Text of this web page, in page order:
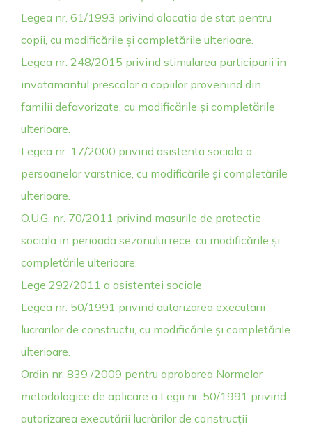
Legea nr. 61/1993 privind alocatia de stat pentru
copii, cu modificările și completările ulterioare.
Legea nr. 248/2015 privind stimularea participarii in
invatamantul prescolar a copiilor provenind din
familii defavorizate, cu modificările și completările
ulterioare.
Legea nr. 17/2000 privind asistenta sociala a
persoanelor varstnice, cu modificările și completările
ulterioare.
O.U.G. nr. 70/2011 privind masurile de protectie
sociala in perioada sezonului rece, cu modificările și
completările ulterioare.
Lege 292/2011 a asistentei sociale
Legea nr. 50/1991 privind autorizarea executarii
lucrarilor de constructii, cu modificările și completările
ulterioare.
Ordin nr. 839 /2009 pentru aprobarea Normelor
metodologice de aplicare a Legii nr. 50/1991 privind
autorizarea executării lucrărilor de construcții